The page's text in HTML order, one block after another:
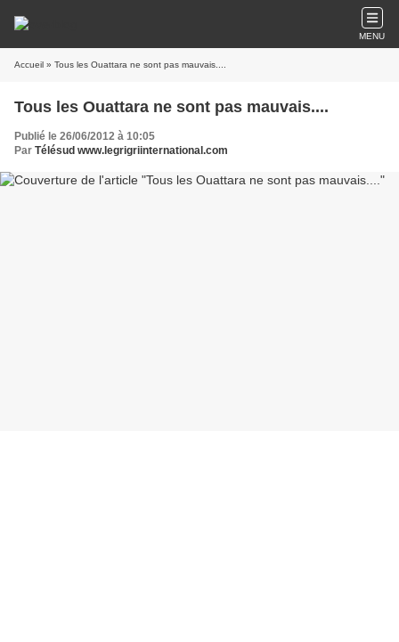
MENU
Accueil » Tous les Ouattara ne sont pas mauvais....
Tous les Ouattara ne sont pas mauvais....
Publié le 26/06/2012 à 10:05
Par Télésud www.legrigriinternational.com